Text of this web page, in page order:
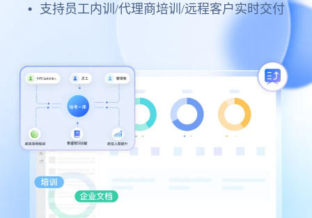
支持员工内训/代理商培训/远程客户实时交付